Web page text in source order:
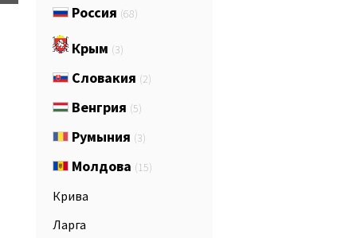
Россия (68)
Крым (3)
Словакия (2)
Венгрия (5)
Румыния (3)
Молдова (15)
Крива
Ларга